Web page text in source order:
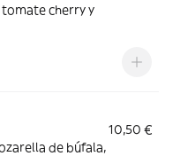
tomate cherry y
10,50 €
de búfala,